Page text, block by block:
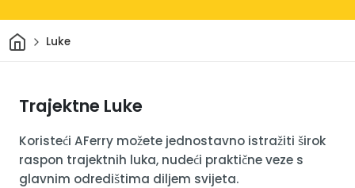
DomLuke
Trajektne Luke
Koristeći AFerry možete jednostavno istražiti širok
raspon trajektnih luka, nudeći praktične veze s
glavnim odredištima diljem svijeta.